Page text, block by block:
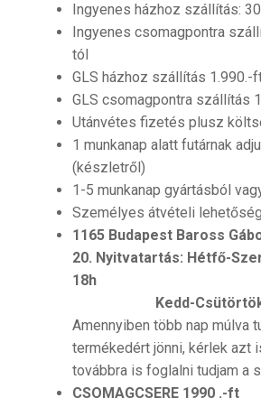
Ingyenes házhoz szállítás:
Ingyenes csomagpontra
tól
GLS házhoz szállítás 1.990.-
GLS csomagpontra szállítás
Utánvétes fizetés plusz
1 munkanap alatt futárnak
(készletről)
1-5 munkanap gyártásból
Személyes átvételi
1165 Budapest Baross
20. Nyitvatartás: Hétfő-
18h
Kedd-
Amennyiben több nap múlva
termékedért jönni, kérlek azt
továbbra is foglalni tudjam a
CSOMAGCSERE 1990 .-ft